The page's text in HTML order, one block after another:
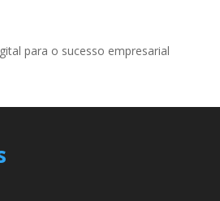
para o sucesso empresarial